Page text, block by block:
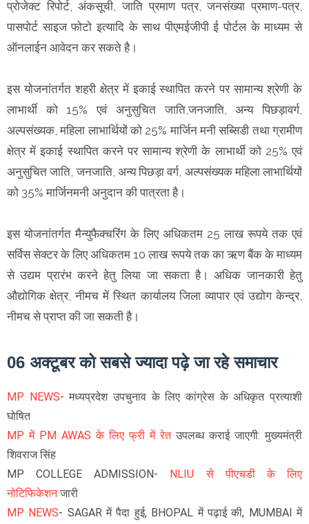
प्रोजेक्‍ट रिपोर्ट, अंकसूची, जाति प्रमाण पत्र, जनसंख्‍या प्रमाण-पत्र,
पासपोर्ट साइज फोटो इत्‍यादि के साथ पीएमईजीपी ई पोर्टल के माध्‍यम से
ऑनलाईन आवेदन कर सकते है।
इस योजनांतर्गत शहरी क्षेत्र में इकाई स्‍थापित करने पर सामान्‍य श्रेणी के
लाभार्थी को 15% एवं अनुसुचित जाति,जनजाति, अन्‍य पिछड़ावर्ग,
अल्‍पसंख्‍यक, महिला लाभार्थियों को 25% मार्जिन मनी सब्सिडी तथा ग्रामीण
क्षेत्र में इकाई स्‍थापित करने पर सामान्‍य श्रेणी के लाभार्थी को 25% एवं
अनुसुचित जाति, जनजाति, अन्‍य पिछड़ा वर्ग, अल्‍पसंख्‍यक महिला लाभार्थियों
को 35% मार्जिनमनी अनुदान की पात्रता है।
इस योजनांतर्गत मैन्युफैक्चरिंग के लिए अधिकतम 25 लाख रूपये तक एवं
सर्विस सेक्टर के लिए अधिकतम 10 लाख रूपये तक का ऋण बैंक के माध्‍यम
से उद्यम प्रारंभ करने हेतु लिया जा सकता है। अधिक जानकारी हेतु
औद्योगिक क्षेत्र, नीमच में स्थित कार्यालय जिला व्‍यापार एवं उद्योग केन्‍द्र,
नीमच से प्राप्‍त की जा सकती है।
06 अक्टूबर को सबसे ज्यादा पढ़े जा रहे समाचार
MP NEWS- मध्यप्रदेश उपचुनाव के लिए कांग्रेस के अधिकृत प्रत्याशी
घोषित
MP में PM AWAS के लिए फ्री में रेतउपलब्ध कराई जाएगी: मुख्यमंत्री
शिवराज सिंह
MP COLLEGE ADMISSION- NLIU से पीएचडी के लिए
नोटिफिकेशनजारी
MP NEWS- SAGAR में पैदा हुई, BHOPAL में पढ़ाई की, MUMBAI में